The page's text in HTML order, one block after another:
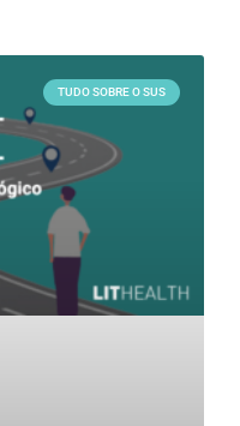
TUDO SOBRE O SUS